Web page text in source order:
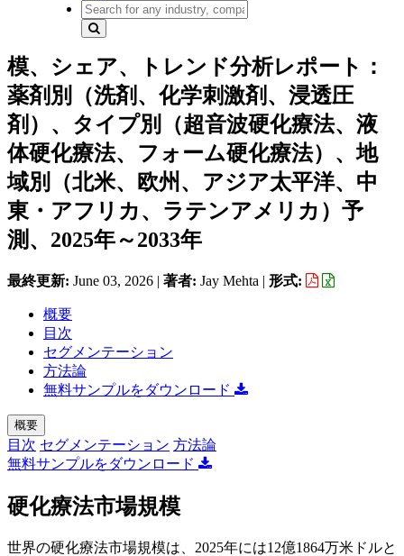
模、シェア、トレンド分析レポート：
薬剤別（洗剤、化学刺激剤、浸透圧
剤）、タイプ別（超音波硬化療法、液
体硬化療法、フォーム硬化療法）、地
域別（北米、欧州、アジア太平洋、中
東・アフリカ、ラテンアメリカ）予
測、2025年～2033年
最終更新: June 03, 2026 | 著者: Jay Mehta | 形式:
概要
目次
セグメンテーション
方法論
無料サンプルをダウンロード
概要
目次 セグメンテーション 方法論
無料サンプルをダウンロード
硬化療法市場規模
世界の硬化療法市場規模は、2025年には12億1864万米ドルと